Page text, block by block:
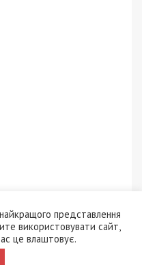
представлення
використовувати сайт,
це влаштовує.